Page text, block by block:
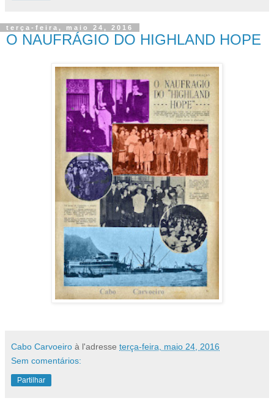
terça-feira, maio 24, 2016
O NAUFRÁGIO DO HIGHLAND HOPE
Cabo Carvoeiro à l'adresse terça-feira, maio 24, 2016
Sem comentários:
Partilhar